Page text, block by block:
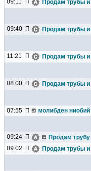
09:11 П Продам трубы и
09:40 П Продам трубы и
11:21 П Продам трубы и
08:00 П Продам трубы и
07:55 П молибден ниобий
09:24 П Продам
09:02
П Продам трубы и